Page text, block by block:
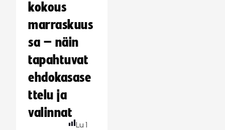
kokous
marraskuus
sa – näin
tapahtuvat
ehdokasase
ttelu ja
valinnat
Lu 1